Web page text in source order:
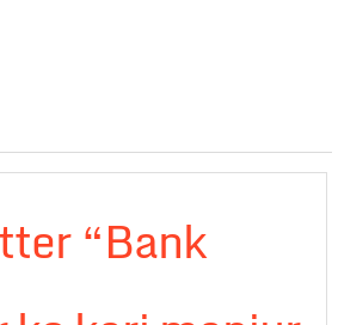
“Bank